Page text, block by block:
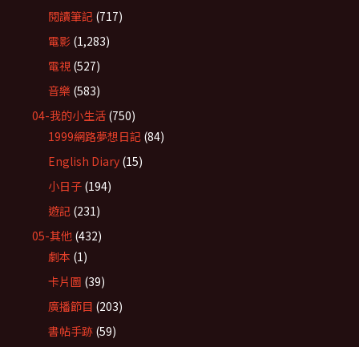
閱讀筆記 (717)
電影 (1,283)
電視 (527)
音樂 (583)
04-我的小生活 (750)
1999網路夢想日記 (84)
English Diary (15)
小日子 (194)
遊記 (231)
05-其他 (432)
劇本 (1)
卡片圖 (39)
廣播節目 (203)
書帖手跡 (59)